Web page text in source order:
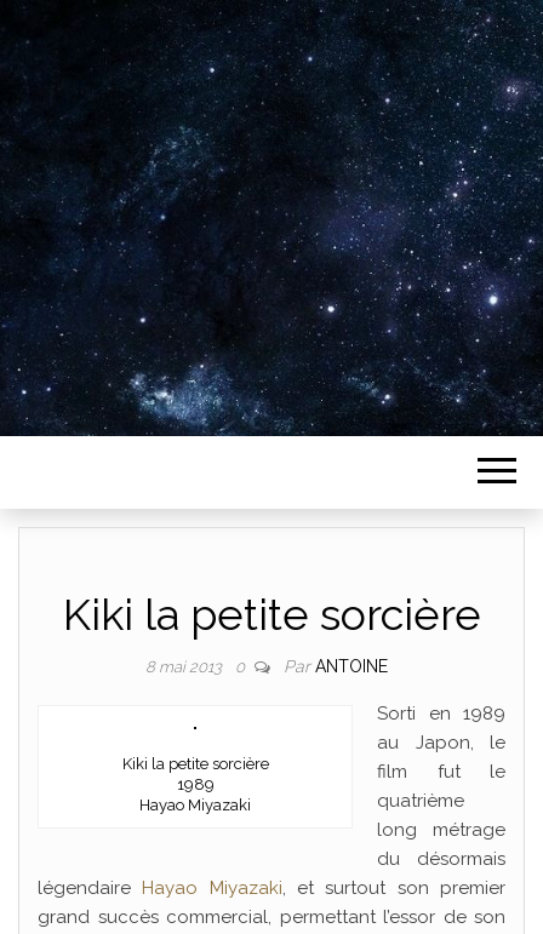
Plus de 2800 critiques de films
Kiki la petite sorcière
8 mai 2013 0 ParANTOINE
Kiki la petite sorcière
1989
Hayao Miyazaki
Sorti en 1989
au Japon, le
film fut le
quatrième
long métrage
du désormais
légendaire Hayao Miyazaki, et surtout son premier
grand succès commercial, permettant l’essor de son